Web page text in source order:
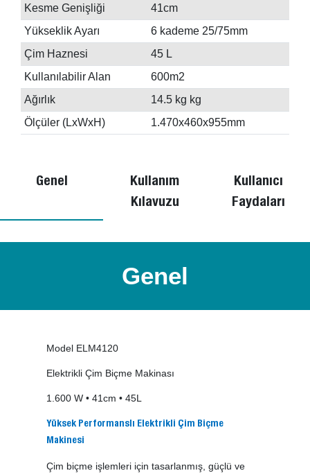
Kesme Genişliği
41cm
Yükseklik Ayarı
6 kademe 25/75mm
Çim Haznesi
45 L
Kullanılabilir Alan
600m2
Ağırlık
14.5 kg kg
Ölçüler (LxWxH)
1.470x460x955mm
Genel
Kullanım
Kılavuzu
Kullanıcı
Faydaları
Genel
Model ELM4120
Elektrikli Çim Biçme Makinası
1.600 W • 41cm • 45L
Yüksek Performanslı Elektrikli Çim Biçme
Makinesi
Çim biçme işlemleri için tasarlanmış, güçlü ve